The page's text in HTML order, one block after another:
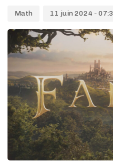
Math 11 juin 2024 -